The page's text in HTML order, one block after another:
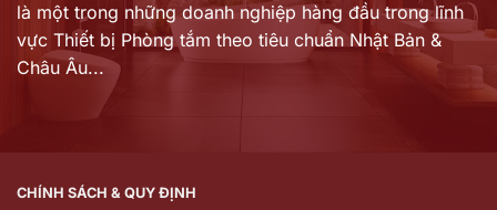
là một trong những doanh nghiệp hàng đầu trong lĩnh
vực Thiết bị Phòng tắm theo tiêu chuẩn Nhật Bản &
Châu Âu...
CHÍNH SÁCH & QUY ĐỊNH